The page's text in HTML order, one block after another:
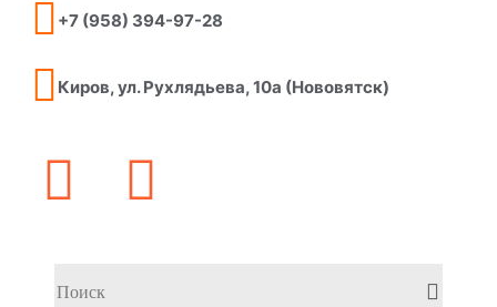
+7 (958) 394-97-28
Киров, ул. Рухлядьева, 10а (Нововятск)